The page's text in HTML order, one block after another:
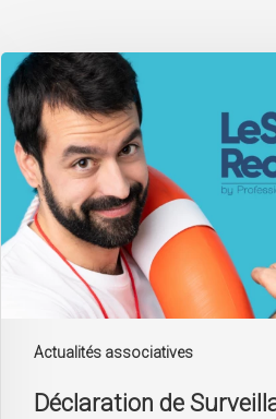
Actualités associatives
Déclaration
de
Surveillant
Sauveteur
Déclaration de